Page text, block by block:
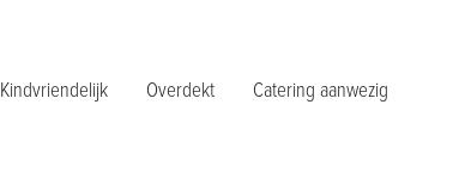
Kindvriendelijk Overdekt Catering aanwezig